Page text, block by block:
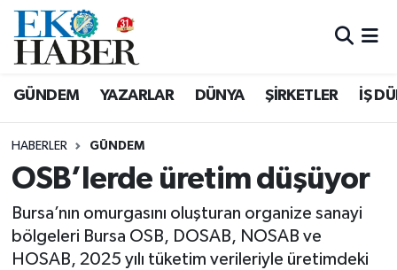
GÜNDEM YAZARLAR DÜNYA ŞİRKETLER İŞ
HABERLER GÜNDEM
OSB’lerde üretim düşüyor
Bursa’nın omurgasını oluşturan organize sanayi
bölgeleri Bursa OSB, DOSAB, NOSAB ve
HOSAB, 2025 yılı tüketim verileriyle üretimdeki
Hava Durumu
Son Dakika Haberleri